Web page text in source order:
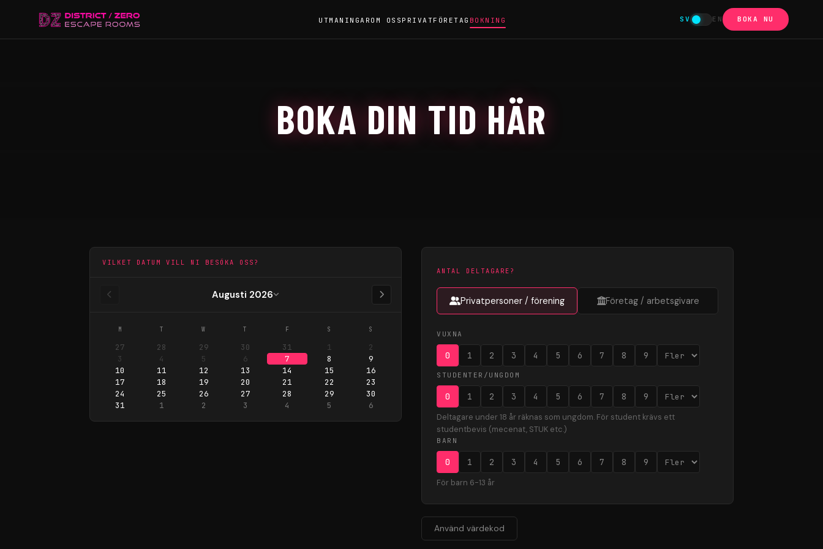
UTMANINGAR OM OSS PRIVATFÖRETAG BOKNING SV EN BOKA NU
BOKA DIN TID HÄR
VILKET DATUM VILL NI BESÖKA OSS?
Augusti 2026
M T W T F S S
27 28 29 30 31 1
2
3
4 5 6 7 8
9
10
11 12 13 14 15
16
17
18 19 20 21 22
23
24
25 26 27 28 29
30
31
1 2 3 4 5 6
ANTAL DELTAGARE?
Privatpersoner / förening Företag / arbetsgivare
VUXNA
0 1 2 3 4 5 6 7 8 9
STUDENTER/UNGDOM
0 1 2 3 4 5 6 7 8 9
Deltagare under 18 år räknas som ungdom. För student krävs ett
studentbevis (mecenat, STUK etc.)
BARN
0 1 2 3 4 5 6 7 8 9
För barn 6-13 år
Använd värdekod